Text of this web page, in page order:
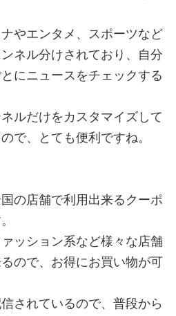
やエンタメ、スポーツなど
ネル分けされており、自分
にニュースをチェックする
ルだけをカスタマイズして
で、とても便利ですね。
の店舗で利用出来るクーポ
ッション系など様々な店舗
ので、お得にお買い物が可
されているので、普段から